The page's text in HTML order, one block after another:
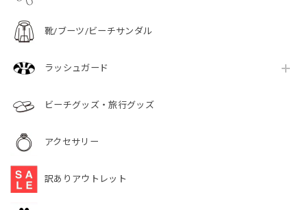
靴/ブーツ/ビーチサンダル
ラッシュガード
ビーチグッズ・旅行グッズ
アクセサリー
訳ありアウトレット